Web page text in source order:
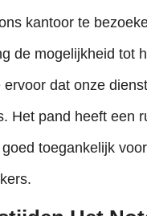
kantoor te
de mogelijkheid tot
dat onze
Het pand heeft een
toegankelijk voor